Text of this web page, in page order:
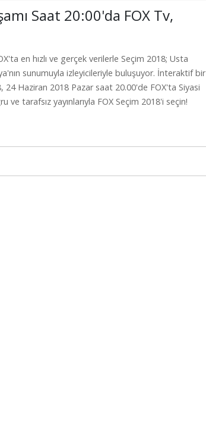
Saat 20:00'da FOX Tv,
en hızlı ve gerçek verilerle Seçim 2018; Usta
sunumuyla izleyicileriyle buluşuyor. İnteraktif bir
24 Haziran 2018 Pazar saat 20.00'de FOX'ta Siyasi
tarafsız yayınlarıyla FOX Seçim 2018'i seçin!